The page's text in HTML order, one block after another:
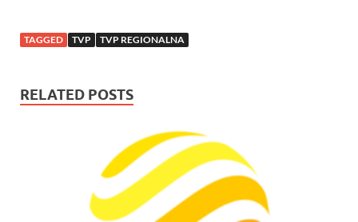
TAGGED TVP TVP REGIONALNA
RELATED POSTS